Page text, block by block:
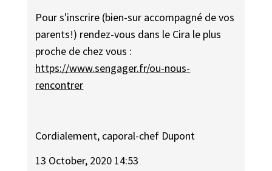
Pour s'inscrire (bien-sur accompagné de vos
parents!) rendez-vous dans le Cira le plus
proche de chez vous :
https://www.sengager.fr/ou-nous-
rencontrer
Cordialement, caporal-chef Dupont
13 October, 2020 14:53